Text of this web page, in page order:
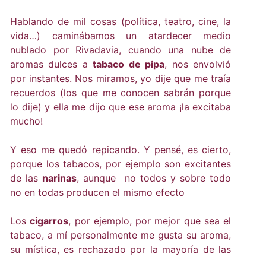
Hablando de mil cosas (política, teatro, cine, la
vida…) caminábamos un atardecer medio
nublado por Rivadavia, cuando una nube de
aromas dulces atabaco de pipa, nos envolvió
por instantes. Nos miramos, yo dije que me traía
recuerdos (los que me conocen sabrán porque
lo dije) y ella me dijo que ese aroma ¡la excitaba
mucho!
Y eso me quedó repicando. Y pensé, es cierto,
porque los tabacos, por ejemplo son excitantes
de las narinas, aunque no todos y sobre todo
no en todas producen el mismo efecto
Loscigarros, por ejemplo, por mejor que sea el
tabaco, a mí personalmente me gusta su aroma,
su mística, es rechazado por la mayoría de las